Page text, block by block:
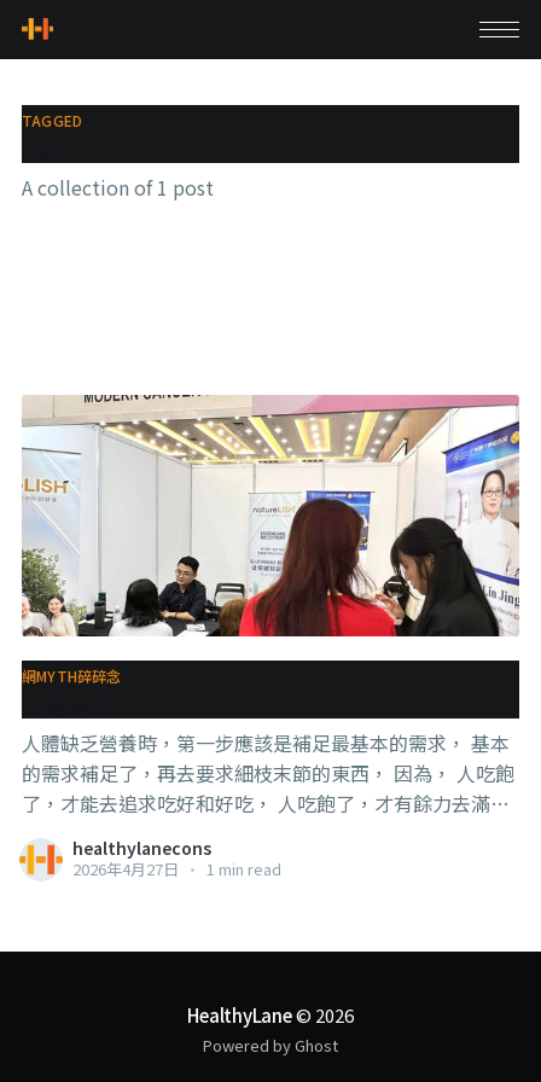
TAGGED
A collection of 1 post
網MYTH碎碎念
人體缺乏營養時，第一步應該是補足最基本的需求， 基本
的需求補足了，再去要求細枝末節的東西， 因為， 人吃飽
了，才能去追求吃好和好吃， 人吃飽了，才有餘力去滿足
精神上的追求， 吃太飽了，才會做無聊的事（？ 欠缺時，
講究太多，只是另一種延誤；先讓身體不垮，才有機會談
healthylanecons
2026年4月27日 • 1 min read
HealthyLane© 2026
Powered by Ghost